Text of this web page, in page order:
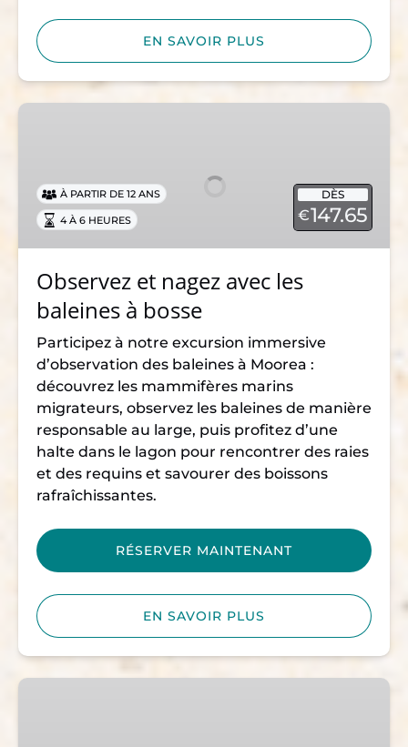
EN SAVOIR PLUS
Observez
les
baleines
DÈS
€147.65
À PARTIR DE 12 ANS
4 À 6 HEURES
Observez et nagez avec les
baleines à bosse
Participez à notre excursion immersive
d’observation des baleines à Moorea :
découvrez les mammifères marins
migrateurs, observez les baleines de manière
responsable au large, puis profitez d’une
halte dans le lagon pour rencontrer des raies
et des requins et savourer des boissons
rafraîchissantes.
RÉSERVER MAINTENANT
EN SAVOIR PLUS
Tour